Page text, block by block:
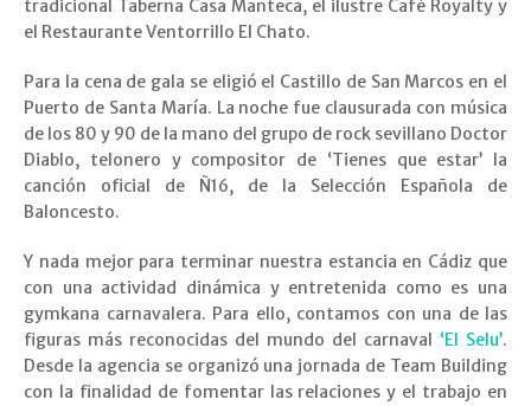
tradicional Taberna Casa Manteca, el ilustre Café Royalty y
el Restaurante Ventorrillo El Chato.
Para la cena de gala se eligió el Castillo de San Marcos en el
Puerto de Santa María. La noche fue clausurada con música
de los 80 y 90 de la mano del grupo de rock sevillano Doctor
Diablo, telonero y compositor de ‘Tienes que estar’ la
canción oficial de Ñ16, de la Selección Española de
Baloncesto.
Y nada mejor para terminar nuestra estancia en Cádiz que
con una actividad dinámica y entretenida como es una
gymkana carnavalera. Para ello, contamos con una de las
figuras más reconocidas del mundo del carnaval ‘El Selu’.
Desde la agencia se organizó una jornada de Team Building
con la finalidad de fomentar las relaciones y el trabajo en